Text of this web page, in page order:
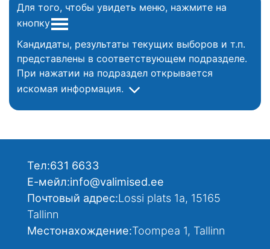
Для того, чтобы увидеть меню, нажмите на
кнопку
Кандидаты, результаты текущих выборов и т.п.
представлены в соответствующем подразделе.
При нажатии на подраздел открывается
искомая информация.
Тел:631 6633
Е-мейл:info@valimised.ee
Почтовый адрес:Lossi plats 1a, 15165
Tallinn
Местонахождение:Toompea 1, Tallinn